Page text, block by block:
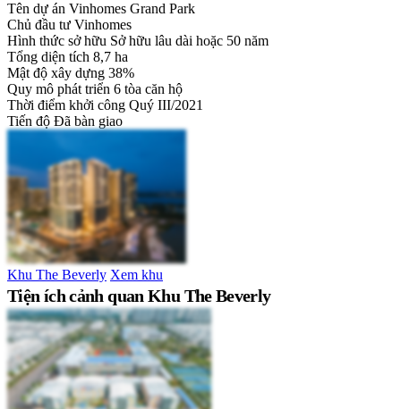
Tên dự án Vinhomes Grand Park
Chủ đầu tư Vinhomes
Hình thức sở hữu Sở hữu lâu dài hoặc 50 năm
Tổng diện tích 8,7 ha
Mật độ xây dựng 38%
Quy mô phát triển 6 tòa căn hộ
Thời điểm khởi công Quý III/2021
Tiến độ Đã bàn giao
Khu The Beverly Xem khu
Tiện ích cảnh quan Khu The Beverly